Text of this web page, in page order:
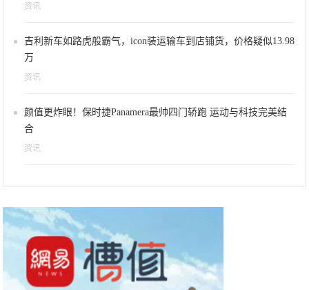
资讯
吉利新车如路虎般霸气，icon装运输车到店铺货，价格疑似13.98
万
资讯
颜值更炸眼！保时捷Panamera最帅四门轿跑 运动与科技完美结
合
资讯